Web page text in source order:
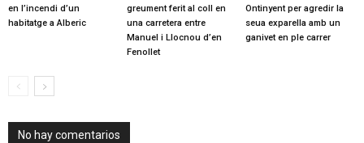
en l’incendi d’un
habitatge a Alberic
greument ferit al coll en
una carretera entre
Manuel i Llocnou d’en
Fenollet
Ontinyent per agredir la
seua exparella amb un
ganivet en ple carrer
No hay comentarios